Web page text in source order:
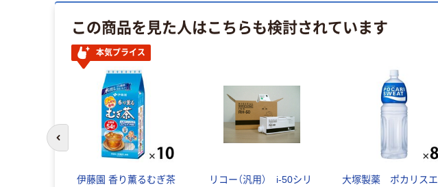
この商品を見た人はこちらも検討されています
本気プライス
伊藤園 香り薫るむぎ茶
リコー（汎用） i-50シリ
大塚製薬 ポカリスエ
前のスライドへ